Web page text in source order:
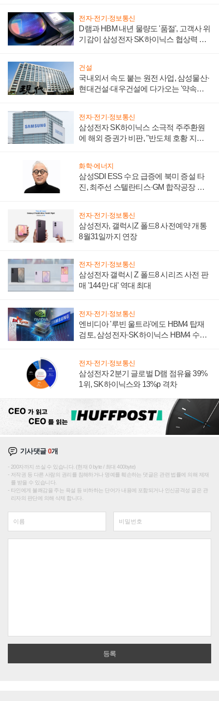
전자·전기·정보통신
D램과 HBM 내년 물량도 '품절', 고객사 위
기감이 삼성전자 SK하이닉스 협상력 더
건설
국내외서 속도 붙는 원전 사업, 삼성물산·
현대건설·대우건설에 다가오는 '약속의
전자·전기·정보통신
삼성전자 SK하이닉스 소극적 주주환원
에 해외 증권가 비판, "반도체 호황 지속
화학·에너지
삼성SDI ESS 수요 급증에 북미 증설 타
진, 최주선 스텔란티스·GM 합작공장 건
전자·전기·정보통신
삼성전자, 갤럭시Z 폴드8 사전예약 개통
8월31일까지 연장
전자·전기·정보통신
삼성전자 갤럭시 Z 폴드8 시리즈 사전 판
매 '144만 대' 역대 최대
전자·전기·정보통신
엔비디아 '루빈 울트라'에도 HBM4 탑재
검토, 삼성전자·SK하이닉스 HBM4 수율
전자·전기·정보통신
삼성전자 2분기 글로벌 D램 점유율 39%
1위, SK하이닉스와 13%p 격차
기사댓글0개
200자까지 쓰실 수 있습니다. (현재 0 byte / 최대 400byte)
저작권 등 다른 사람의 권리를 침해하거나 명예를 훼손하는 댓글은 관련 법률에 의해 제재
를 받을 수 있습니다.
타인에게 불쾌감을 주는 욕설 등 비하하는 단어가 내용에 포함되거나 인신공격성 글은 관
리자의 판단에 의해 삭제 합니다.